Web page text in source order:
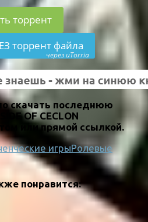
торрент
торрент файла
через uTorria
скачать последнюю
OF CECLON
или прямой ссылкой.
игрыРолевые
понравится: